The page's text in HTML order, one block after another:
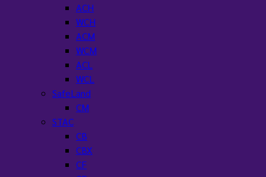
ACH
WCH
ACM
WCM
ACL
WCL
SafeLand
CM
STAC
CB
CBX
CF